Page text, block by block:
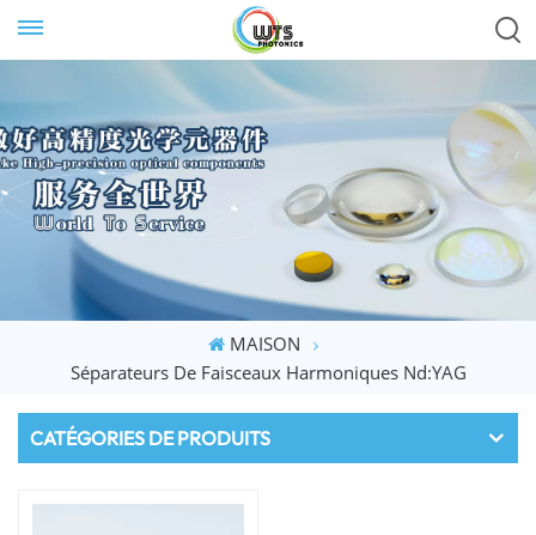
MAISON
Séparateurs De Faisceaux Harmoniques Nd:YAG
CATÉGORIES DE PRODUITS